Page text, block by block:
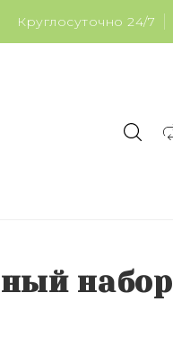
Круглосуточно 24/7
набор